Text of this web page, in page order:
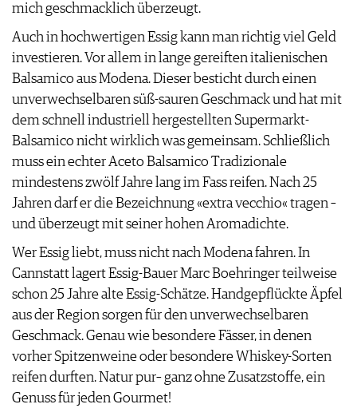
mich geschmacklich überzeugt.
Auch in hochwertigen Essig kann man richtig viel Geld
investieren. Vor allem in lange gereiften italienischen
Balsamico aus Modena. Dieser besticht durch einen
unverwechselbaren süß-sauren Geschmack und hat mit
dem schnell industriell hergestellten Supermarkt-
Balsamico nicht wirklich was gemeinsam. Schließlich
muss ein echter Aceto Balsamico Tradizionale
mindestens zwölf Jahre lang im Fass reifen. Nach 25
Jahren darf er die Bezeichnung «extra vecchio« tragen –
und überzeugt mit seiner hohen Aromadichte.
Wer Essig liebt, muss nicht nach Modena fahren. In
Cannstatt lagert Essig-Bauer Marc Boehringer teilweise
schon 25 Jahre alte Essig-Schätze. Handgepflückte Äpfel
aus der Region sorgen für den unverwechselbaren
Geschmack. Genau wie besondere Fässer, in denen
vorher Spitzenweine oder besondere Whiskey-Sorten
reifen durften. Natur pur– ganz ohne Zusatzstoffe, ein
Genuss für jeden Gourmet!